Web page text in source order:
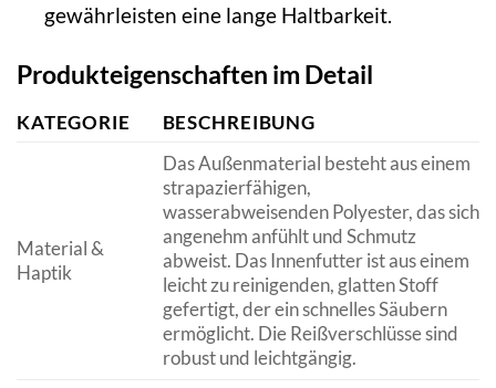
gewährleisten eine lange Haltbarkeit.
Produkteigenschaften im Detail
KATEGORIE BESCHREIBUNG
Material &
Haptik
Das Außenmaterial besteht aus einem
strapazierfähigen,
wasserabweisenden Polyester, das sich
angenehm anfühlt und Schmutz
abweist. Das Innenfutter ist aus einem
leicht zu reinigenden, glatten Stoff
gefertigt, der ein schnelles Säubern
ermöglicht. Die Reißverschlüsse sind
robust und leichtgängig.